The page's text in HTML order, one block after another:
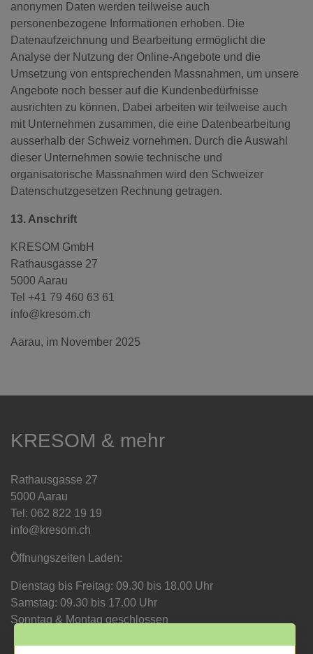
anonymen Daten werden teilweise auch
personenbezogene Informationen erhoben. Die
Datenaufzeichnung und Bearbeitung ermöglicht die
Analyse der Nutzung der Online-Angebote und die
Umsetzung von entsprechenden Massnahmen, um unsere
Angebote noch besser auf die Kundenbedürfnisse
ausrichten zu können. Dabei arbeiten wir teilweise auch
mit Unternehmen zusammen, die eine Datenbearbeitung
ausserhalb der Schweiz vornehmen. Durch die Auswahl
dieser Unternehmen sowie technische und
organisatorische Massnahmen wird den Schweizer
Datenschutzgesetzen Rechnung getragen.
13. Anschrift
KRESOM GmbH
Rathausgasse 27
5000 Aarau
Tel +41 79 460 63 61
info@kresom.ch
Aarau, im November 2025
KRESOM & mehr
Rathausgasse 27
5000 Aarau
Tel: 062 822 19 19
info@kresom.ch
Öffnungszeiten Laden:
Dienstag bis Freitag: 09.30 bis 18.00 Uhr
Samstag: 09.30 bis 17.00 Uhr
Sonntag & Montag geschlossen